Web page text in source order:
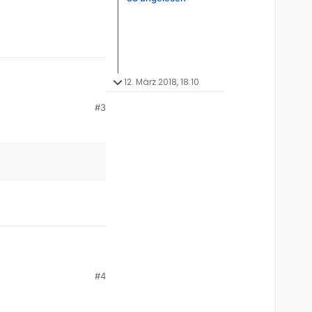
#3
#4
12. März 2018, 18:10